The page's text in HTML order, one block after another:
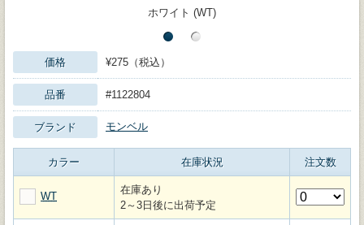
ホワイト (WT)
価格 ¥275（税込）
品番 #1122804
ブランド モンベル
カラー 在庫状況 注文数
WT
在庫あり
2～3日後に出荷予定